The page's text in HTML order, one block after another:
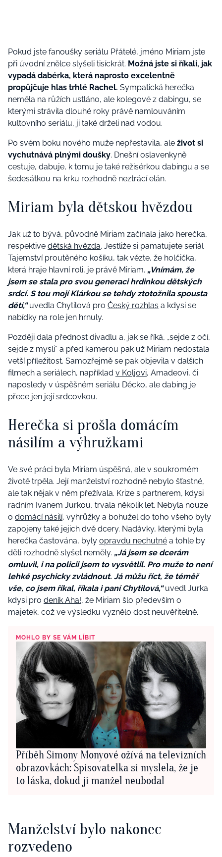
Pokud jste fanoušky seriálu Přátelé, jméno Miriam jste
při úvodní znělce slyšeli tisíckrát. Možná jste si říkali, jak
vypadá dabérka, která naprosto excelentně
propůjčuje hlas trhlé Rachel. Sympatická herečka
neměla na růžích ustláno, ale kolegové z dabingu, se
kterými strávila dlouhé roky právě namlouváním
kultovního seriálu, ji také drželi nad vodou.
Po svém boku nového muže nepřestavila, ale život si
vychutnává plnými doušky. Dnešní oslavenkyně
cestuje, dabuje, k tomu je také režisérkou dabingu a se
šedesátkou na krku rozhodně neztrácí elán.
Miriam byla dětskou hvězdou
Jak už to bývá, původně Miriam začínala jako herečka,
respektive dětská hvězda. Jestliže si pamatujete seriál
Tajemství proutěného košíku, tak vězte, že holčička,
která hraje hlavní roli, je právě Miriam. „Vnímám, že
jsem se stala pro svou generaci hrdinkou dětských
srdcí. S tou mojí Klárkou se tehdy ztotožnila spousta
dětí,“uvedla Chytilová pro Český rozhlas a kdysi se
nabídky na role jen hrnuly.
Později dala přednost divadlu a, jak se říká, „sejde z očí,
sejde z mysli“ a před kamerou pak už Miriam nedostala
vetší příležitost. Samozřejmě se pak objevila v dalších
filmech a seriálech, například v Koljovi, Amadeovi, či
naposledy v úspěšném seriálu Děcko, ale dabing je
přece jen její srdcovkou.
Herečka si prošla domácím
násilím a výhružkami
Ve své práci byla Miriam úspěšná, ale v soukromém
životě trpěla. Její manželství rozhodně nebylo šťastné,
ale tak nějak v něm přežívala. Krize s partnerem, kdysi
radním Ivanem Jurkou, trvala několik let. Nebyla nouze
o domácí násilí, vyhrůžky a bohužel do toho všeho byly
zapojeny také jejich dvě dcery. Nadávky, kterými byla
herečka častována, byly opravdu nechutné a tohle by
děti rozhodně slyšet neměly. „Já jsem se dcerám
omluvil, i na policii jsem to vysvětlil. Pro muže to není
lehké psychicky zvládnout. Já můžu říct, že téměř
vše, co jsem říkal, říkala i paní Chytilová,“uvedl Jurka
kdysi pro deník Aha!, že Miriam šlo především o
majetek, což ve výsledku vyznělo dost neuvěřitelně.
MOHLO BY SE VÁM LÍBIT
Příběh Simony Monyové ožívá na televizních
obrazovkách: Spisovatelka si myslela, že je
to láska, dokud ji manžel neubodal
Manželství bylo nakonec
rozvedeno